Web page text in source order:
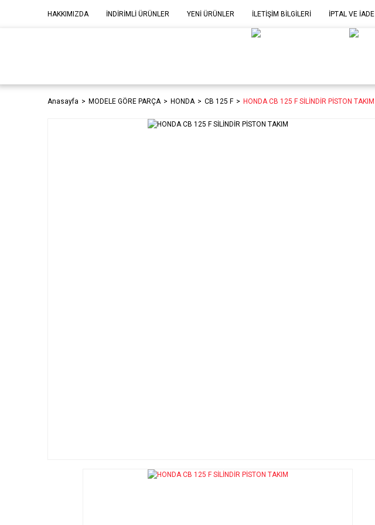
HAKKIMIZDA İNDİRİMLİ ÜRÜNLER YENİ ÜRÜNLER İLETİŞİM BİLGİLERİ İPTAL VE İADE
Anasayfa MODELE GÖRE PARÇA HONDA CB 125 F HONDA CB 125 F SİLİNDİR PİSTON TAKIM